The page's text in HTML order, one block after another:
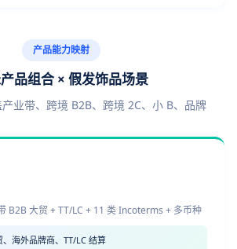
产品能力映射
品组合 × 假发饰品场景
业带、跨境 B2B、跨境 2C、小 B、品牌
B2B 大贸 + TT/LC + 11 类 Incoterms + 多币种
、海外品牌商、TT/LC 结算